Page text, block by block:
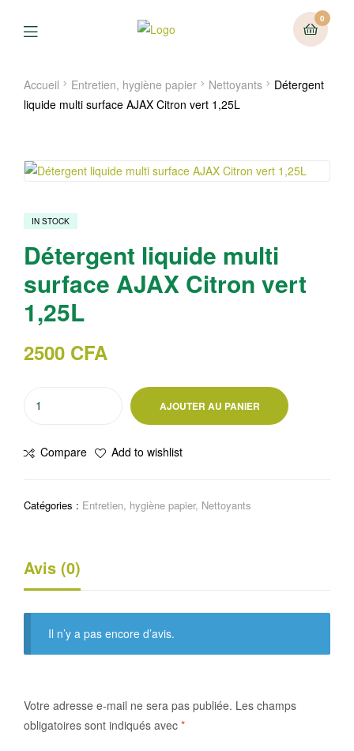
0
Menu
Accueil Entretien, hygiène papier Nettoyants
Détergent
liquide multi surface AJAX Citron vert 1,25L
IN STOCK
Détergent liquide multi
surface AJAX Citron vert
1,25L
2500 CFA
liquide
AJAX
1,25L
AJOUTER AU PANIER
Compare Add to wishlist
Catégories : Entretien, hygiène papier, Nettoyants
Avis (0)
Il n’y a pas encore d’avis.
Votre adresse e-mail ne sera pas publiée. Les champs
obligatoires sont indiqués avec *